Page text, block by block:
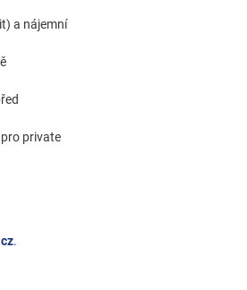
a nájemní
private
.